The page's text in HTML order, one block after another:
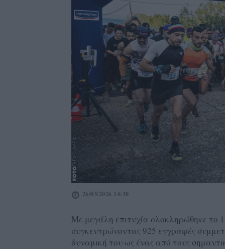
26/03/2026 14:30
Με μεγάλη επιτυχία ολοκληρώθηκε το
συγκεντρώνοντας 925 εγγραφές
δυναμική του ως ένας από τους